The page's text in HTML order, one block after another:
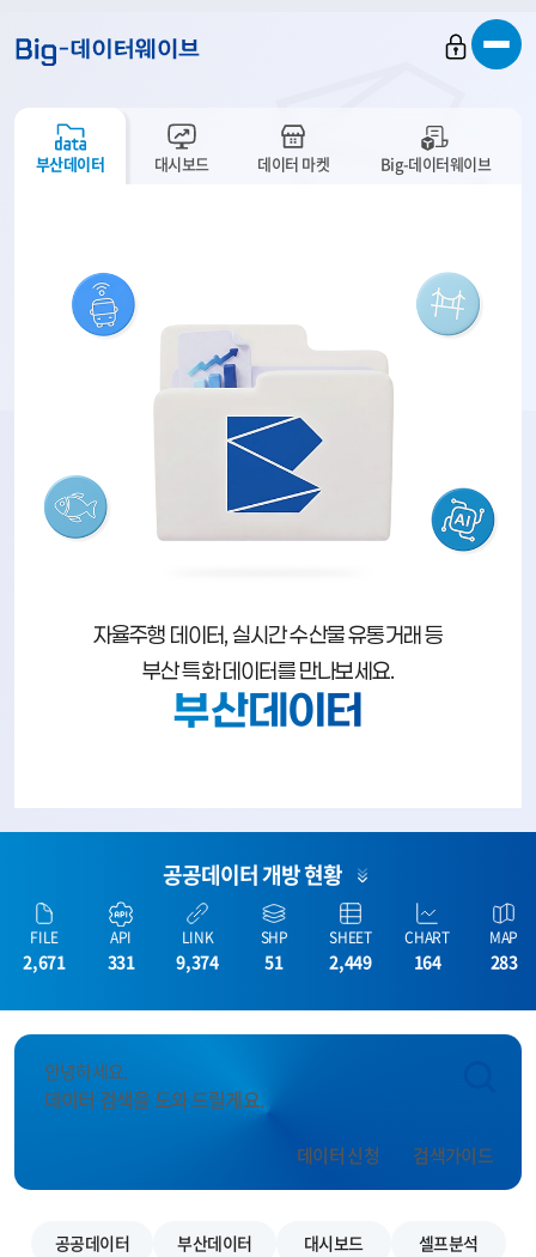
부산데이터 대시보드 데이터 마켓 Big-데이터웨이브
자율주행 데이터, 실시간 수산물 유통거래 등
부산 특화 데이터를 만나보세요.
부산데이터
공공데이터 개방 현황
FILE
2,671
API
331
LINK
9,374
SHP
51
SHEET
2,449
CHART
164
MAP
283
안녕하세요.
데이터 검색을 도와 드릴게요.
데이터 신청 검색가이드
공공데이터 부산데이터 대시보드 셀프분석